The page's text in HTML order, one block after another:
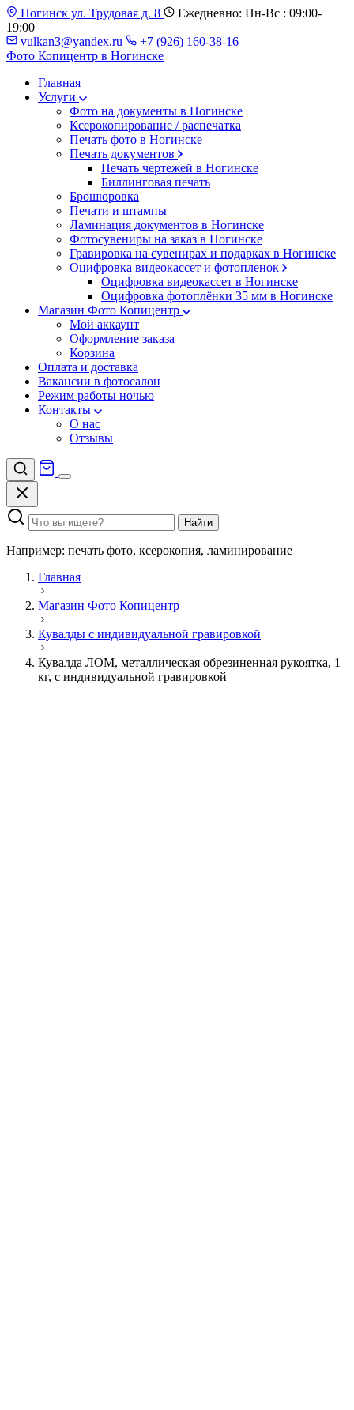
Ногинск ул. Трудовая д. 8
Ежедневно: Пн-Вс : 09:00-
19:00
vulkan3@yandex.ru
+7 (926) 160-38-16
Фото Копицентр в Ногинске
Главная
Услуги
Фото на документы в Ногинске
Ксерокопирование / распечатка
Печать фото в Ногинске
Печать документов
Печать чертежей в Ногинске
Биллинговая печать
Брошюровка
Печати и штампы
Ламинация документов в Ногинске
Фотосувениры на заказ в Ногинске
Гравировка на сувенирах и подарках в Ногинске
Оцифровка видеокассет и фотопленок
Оцифровка видеокассет в Ногинске
Оцифровка фотоплёнки 35 мм в Ногинске
Магазин Фото Копицентр
Мой аккаунт
Оформление заказа
Корзина
Оплата и доставка
Вакансии в фотосалон
Режим работы ночью
Контакты
О нас
Отзывы
Найти
Например: печать фото, ксерокопия, ламинирование
Главная
Магазин Фото Копицентр
Кувалды с индивидуальной гравировкой
Кувалда ЛОМ, металлическая обрезиненная рукоятка, 1
кг, с индивидуальной гравировкой